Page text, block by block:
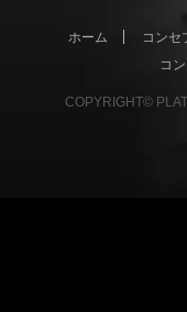
ホーム コンセ
コ
COPYRIGHT©